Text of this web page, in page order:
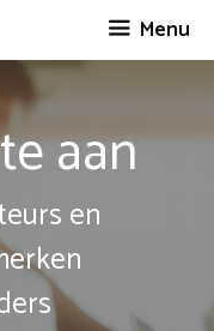
Menu
aan
en